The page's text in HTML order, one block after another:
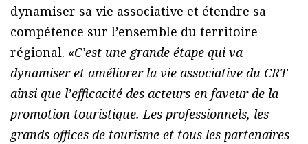
dynamiser sa vie associative et étendre sa
compétence sur l’ensemble du territoire
régional. «C’est une grande étape qui va
dynamiser et améliorer la vie associative du CRT
ainsi que l’efficacité des acteurs en faveur de la
promotion touristique. Les professionnels, les
grands offices de tourisme et tous les partenaires